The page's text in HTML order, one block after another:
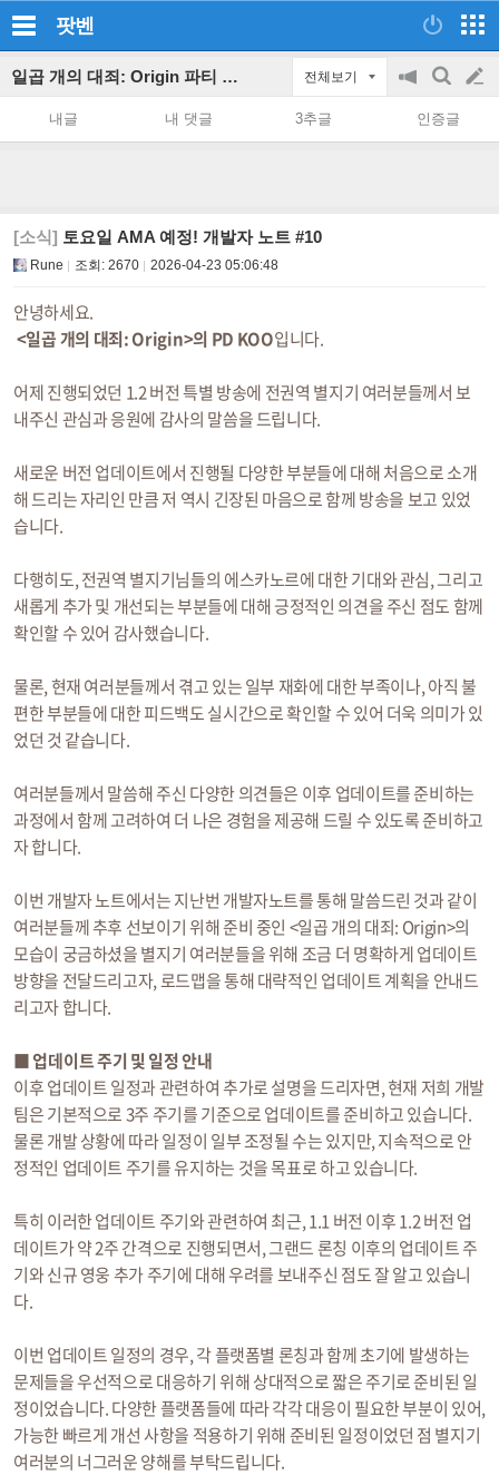
팟벤
일곱 개의 대죄: Origin 파티 인벤 전체보기
공
on/off
검
색
글
쓰
내글 내 댓글 3추글 인증글
[소식] 토요일 AMA 예정! 개발자 노트 #10
Rune 조회: 2670 2026-04-23 05:06:48
안녕하세요.
<일곱 개의 대죄: Origin>의 PD KOO입니다.
어제 진행되었던 1.2 버전 특별 방송에 전권역 별지기 여러분들께서 보
내주신 관심과 응원에 감사의 말씀을 드립니다.
새로운 버전 업데이트에서 진행될 다양한 부분들에 대해 처음으로 소개
해 드리는 자리인 만큼 저 역시 긴장된 마음으로 함께 방송을 보고 있었
습니다.
다행히도, 전권역 별지기님들의 에스카노르에 대한 기대와 관심, 그리고
새롭게 추가 및 개선되는 부분들에 대해 긍정적인 의견을 주신 점도 함께
확인할 수 있어 감사했습니다.
물론, 현재 여러분들께서 겪고 있는 일부 재화에 대한 부족이나, 아직 불
편한 부분들에 대한 피드백도 실시간으로 확인할 수 있어 더욱 의미가 있
었던 것 같습니다.
여러분들께서 말씀해 주신 다양한 의견들은 이후 업데이트를 준비하는
과정에서 함께 고려하여 더 나은 경험을 제공해 드릴 수 있도록 준비하고
자 합니다.
이번 개발자 노트에서는 지난번 개발자노트를 통해 말씀드린 것과 같이
여러분들께 추후 선보이기 위해 준비 중인 <일곱 개의 대죄: Origin>의
모습이 궁금하셨을 별지기 여러분들을 위해 조금 더 명확하게 업데이트
방향을 전달드리고자, 로드맵을 통해 대략적인 업데이트 계획을 안내드
리고자 합니다.
■ 업데이트 주기 및 일정 안내
이후 업데이트 일정과 관련하여 추가로 설명을 드리자면, 현재 저희 개발
팀은 기본적으로 3주 주기를 기준으로 업데이트를 준비하고 있습니다.
물론 개발 상황에 따라 일정이 일부 조정될 수는 있지만, 지속적으로 안
정적인 업데이트 주기를 유지하는 것을 목표로 하고 있습니다.
특히 이러한 업데이트 주기와 관련하여 최근, 1.1 버전 이후 1.2 버전 업
데이트가 약 2주 간격으로 진행되면서, 그랜드 론칭 이후의 업데이트 주
기와 신규 영웅 추가 주기에 대해 우려를 보내주신 점도 잘 알고 있습니
다.
이번 업데이트 일정의 경우, 각 플랫폼별 론칭과 함께 초기에 발생하는
문제들을 우선적으로 대응하기 위해 상대적으로 짧은 주기로 준비된 일
정이었습니다. 다양한 플랫폼들에 따라 각각 대응이 필요한 부분이 있어,
가능한 빠르게 개선 사항을 적용하기 위해 준비된 일정이었던 점 별지기
여러분의 너그러운 양해를 부탁드립니다.